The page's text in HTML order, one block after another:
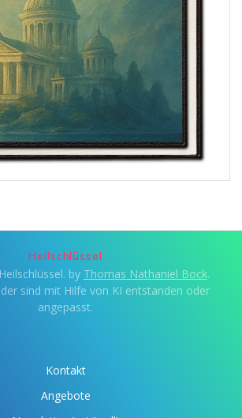
Heilschlüssel
by Thomas Nathaniel Bock.
sind mit Hilfe von KI entstanden oder
angepasst.
Kontakt
Angebote